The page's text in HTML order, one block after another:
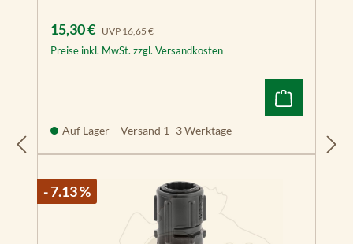
Verkaufspreis:
15,30 € UVP Regulärer Preis:
16,65 €
Preise inkl. MwSt. zzgl. Versandkosten
Auf Lager – Versand 1–3 Werktage
- 7.13 %